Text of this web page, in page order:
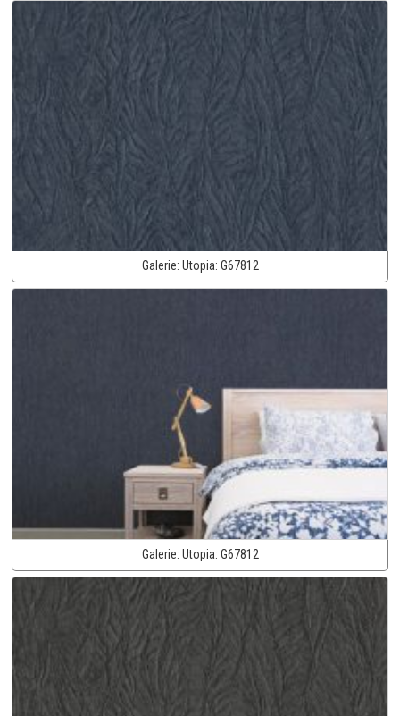
Galerie: Utopia: G67812
Galerie: Utopia: G67812